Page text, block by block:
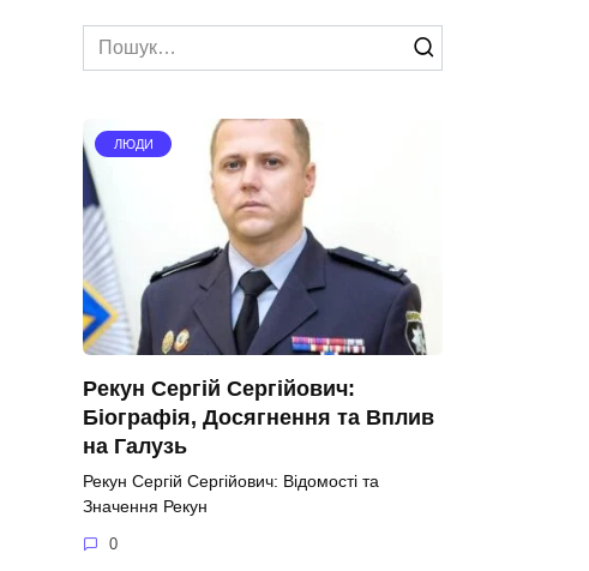
Search
for:
ЛЮДИ
Рекун Сергій Сергійович:
Біографія, Досягнення та Вплив
на Галузь
Рекун Сергій Сергійович: Відомості та
Значення Рекун
0